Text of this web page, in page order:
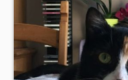
ADOPTER
NOUS AIDER